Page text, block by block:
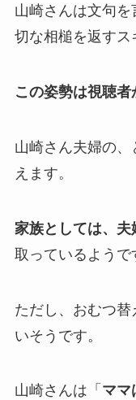
山崎さんは文句
切な相槌を返すス
この姿勢は視聴者
山崎さん夫婦の
えます。
家族としては、
取っているようで
ただし、おむつ
いそうです。
山崎さんは「 ママ